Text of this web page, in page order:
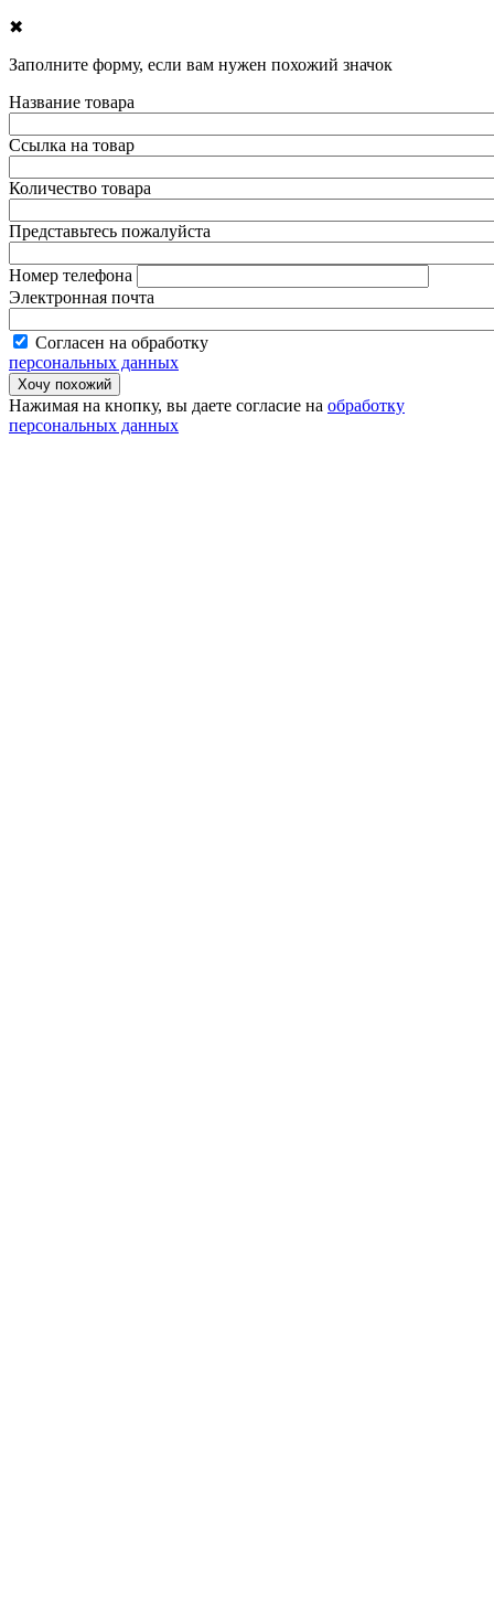
✖
Заполните форму, если вам нужен похожий значок
Название товара
Ссылка на товар
Количество товара
Представьтесь пожалуйста
Номер телефона
Электронная почта
Согласен на обработку
персональных данных
Нажимая на кнопку, вы даете согласие на обработку
персональных данных